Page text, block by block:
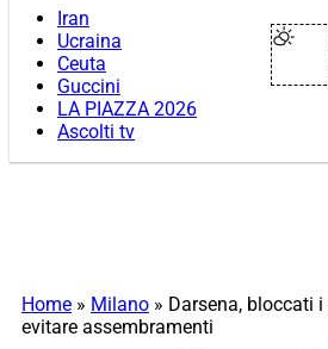
Iran
Ucraina
Ceuta
Guccini
LA PIAZZA 2026
Ascolti tv
Home » Milano » Darsena, bloccati
evitare assembramenti